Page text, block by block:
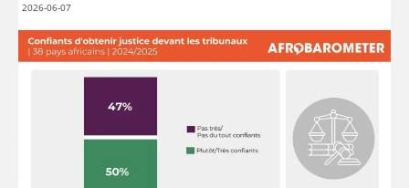
2026-06-07